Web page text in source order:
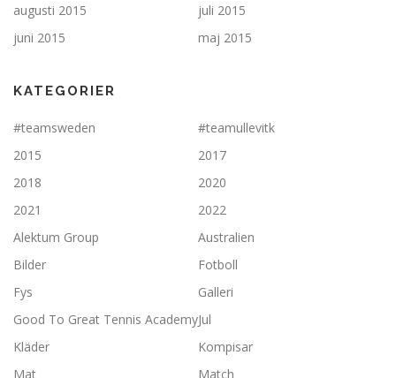
augusti 2015
juli 2015
juni 2015
maj 2015
KATEGORIER
#teamsweden
#teamullevitk
2015
2017
2018
2020
2021
2022
Alektum Group
Australien
Bilder
Fotboll
Fys
Galleri
Good To Great Tennis AcademyJul
Kläder
Kompisar
Mat
Match